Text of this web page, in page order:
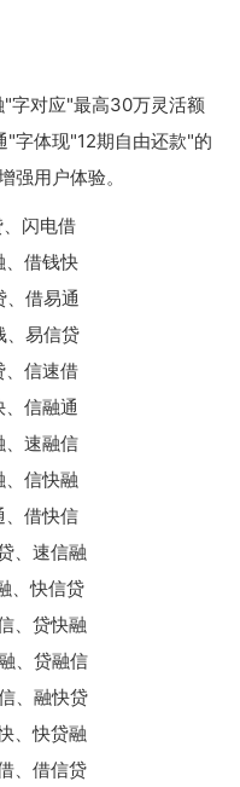
字对应"最高30万灵活额
字体现"12期自由还款"的
强用户体验。
闪电借
、借钱快
借易通
、易信贷
、信速借
信融通
、速融信
信快融
、借快信
、速信融
、快信贷
、贷快融
、贷融信
、融快贷
、快贷融
、借信贷